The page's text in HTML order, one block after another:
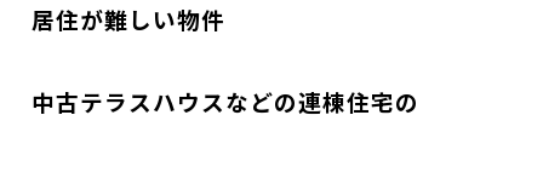
居住が難しい物件
中古テラスハウスなどの連棟住宅の